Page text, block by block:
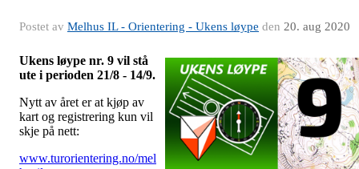
Postet av Melhus IL - Orientering - Ukens løype den 20. aug 2020
Ukens løype nr. 9 vil stå
ute i perioden 21/8 - 14/9.
Nytt av året er at kjøp av
kart og registrering kun vil
skje på nett:
www.turorientering.no/mel